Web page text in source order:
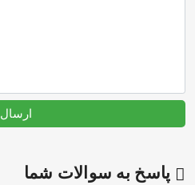
ارسال
پاسخ به سوالات شما